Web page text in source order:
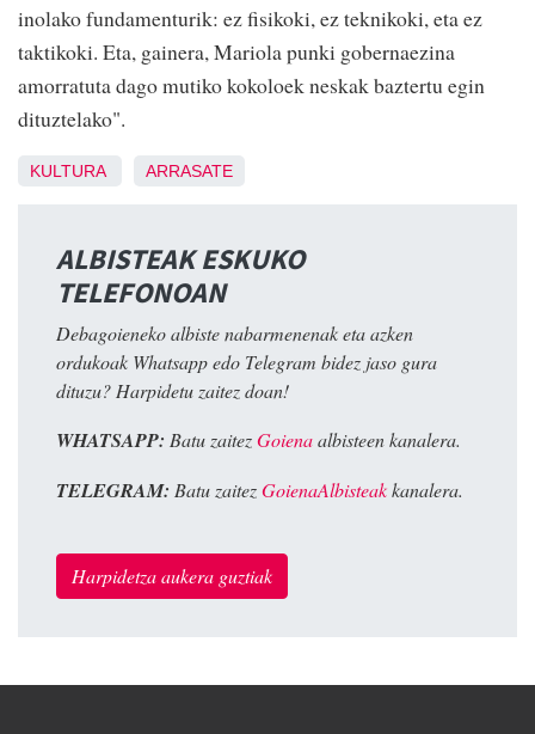
inolako fundamenturik: ez fisikoki, ez teknikoki, eta ez
taktikoki. Eta, gainera, Mariola punki gobernaezina
amorratuta dago mutiko kokoloek neskak baztertu egin
dituztelako".
KULTURA ARRASATE
ALBISTEAK ESKUKO
TELEFONOAN
Debagoieneko albiste nabarmenenak eta azken
ordukoak Whatsapp edo Telegram bidez jaso gura
dituzu? Harpidetu zaitez doan!
WHATSAPP: Batu zaitezGoienaalbisteen kanalera.
TELEGRAM: Batu zaitezGoienaAlbisteakkanalera.
Harpidetza aukera guztiak